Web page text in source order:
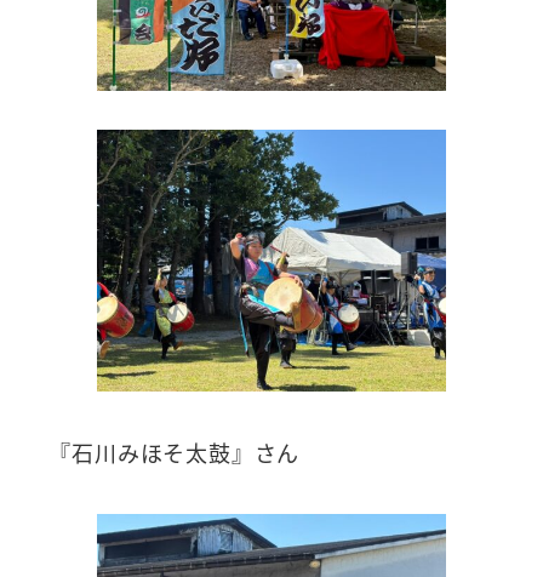
『石川みほそ太鼓』さん